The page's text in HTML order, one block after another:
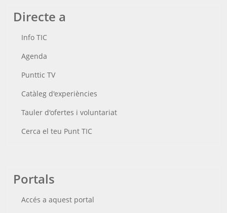
Directe a
Info TIC
Agenda
Punttic TV
Catàleg d'experiències
Tauler d'ofertes i voluntariat
Cerca el teu Punt TIC
Portals
Accés a aquest portal